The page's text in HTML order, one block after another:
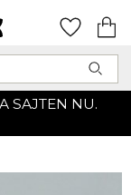
SAJTEN NU.